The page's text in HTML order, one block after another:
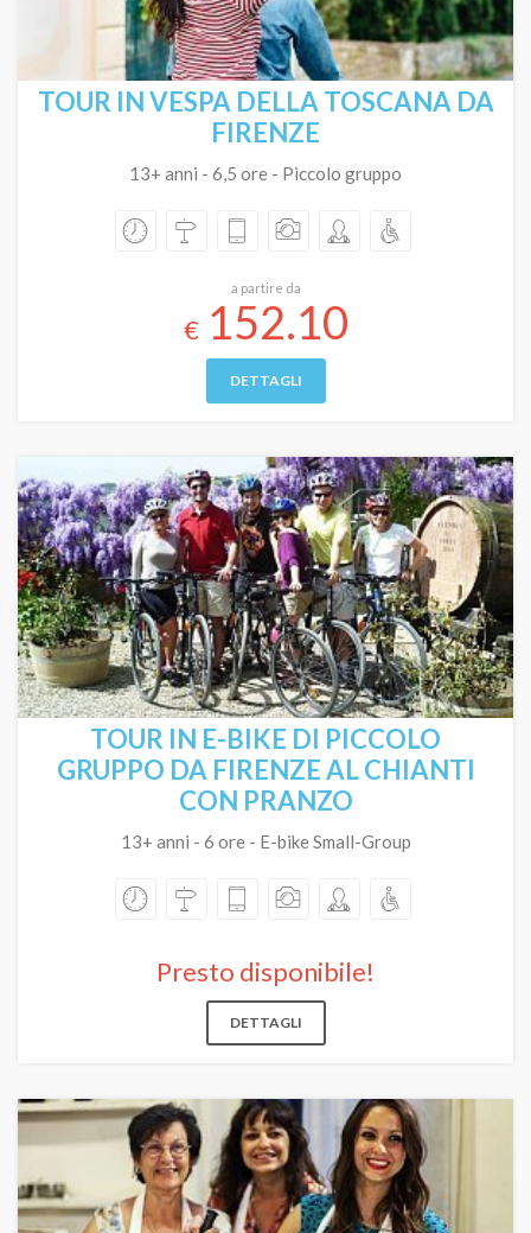
TOUR IN VESPA DELLA TOSCANA DA
FIRENZE
13+ anni - 6,5 ore - Piccolo gruppo
a partire da
€152.10
DETTAGLI
TOUR IN E-BIKE DI PICCOLO
GRUPPO DA FIRENZE AL CHIANTI
CON PRANZO
13+ anni - 6 ore - E-bike Small-Group
Presto disponibile!
DETTAGLI